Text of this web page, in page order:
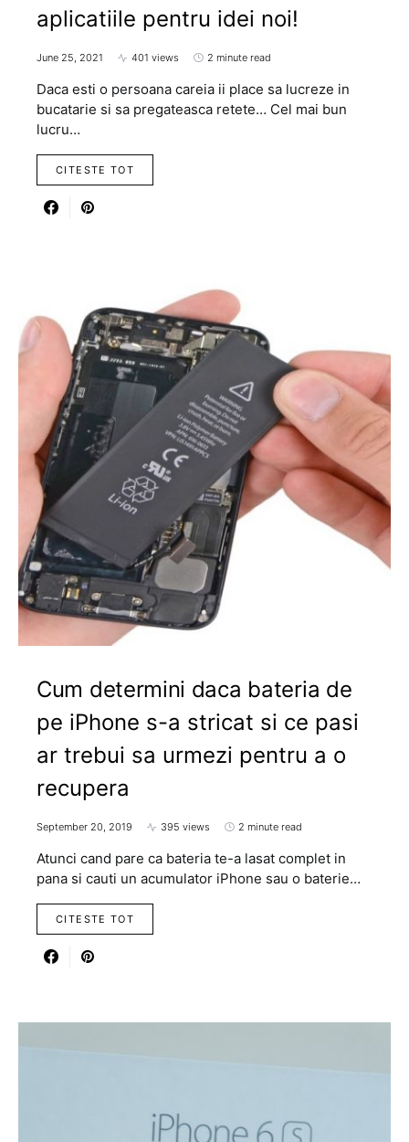
aplicatiile pentru idei noi!
June 25, 2021 401 views 2 minute read
Daca esti o persoana careia ii place sa lucreze in
bucatarie si sa pregateasca retete… Cel mai bun
lucru…
CITESTE TOT
Cum determini daca bateria de
pe iPhone s-a stricat si ce pasi
ar trebui sa urmezi pentru a o
recupera
September 20, 2019 395 views 2 minute read
Atunci cand pare ca bateria te-a lasat complet in
pana si cauti un acumulator iPhone sau o baterie…
CITESTE TOT